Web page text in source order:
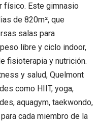
físico. Este gimnasio
de 820m², que
salas para
libre y ciclo indoor,
fisioterapia y nutrición.
y salud, Quelmont
como HIIT, yoga,
aquagym, taekwondo,
cada miembro de la